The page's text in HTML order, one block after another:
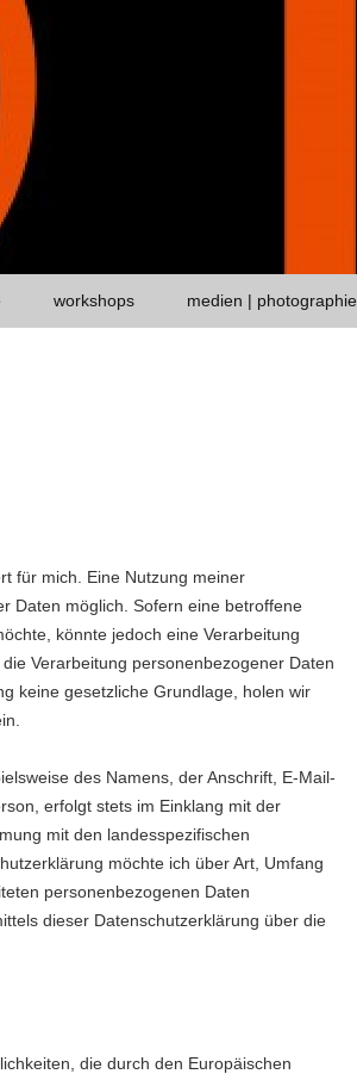
workshops medien | photographie
für mich. Eine Nutzung meiner
Daten möglich. Sofern eine betroffene
könnte jedoch eine Verarbeitung
Verarbeitung personenbezogener Daten
keine gesetzliche Grundlage, holen wir
des Namens, der Anschrift, E-Mail-
erfolgt stets im Einklang mit der
mit den landesspezifischen
möchte ich über Art, Umfang
personenbezogenen Daten
dieser Datenschutzerklärung über die
die durch den Europäischen